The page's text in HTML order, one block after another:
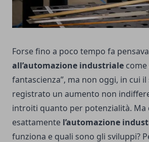
Forse fino a poco tempo fa
all’automazione industriale come
fantascienza”, ma non oggi, in cui
registrato un aumento non
introiti quanto per potenzialità. Ma
esattamente l’automazione
funziona e quali sono gli sviluppi?